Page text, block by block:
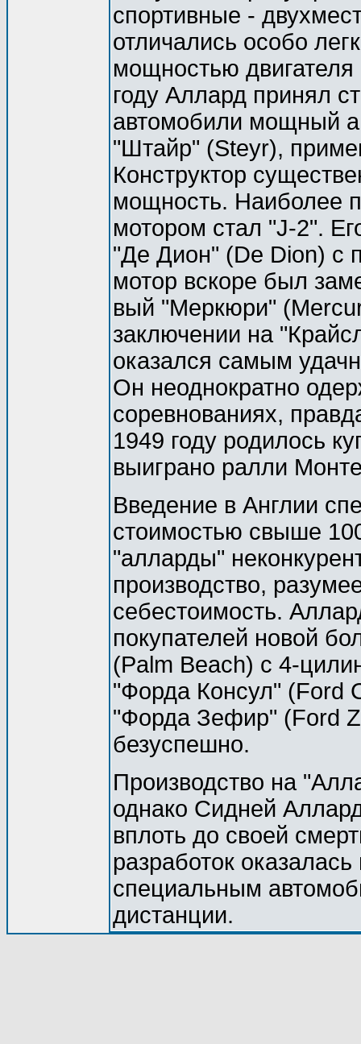
спортивные -
отличались особо
мощностью
году Аллард принял
автомобили мощный
"Штайр" (Steyr),
Конструктор
мощность. Наиболее
мотором стал "J-2".
"Де Дион" (De Dion) с
мотор вскоре был
вый "Меркюри"
заключении на
оказался самым
Он неоднократно
соревнованиях,
1949 году родилось
выиграно ралли
Введение в Англии
стоимостью свыше
"алларды"
производство,
себестоимость.
покупателей новой
(Palm Beach) с 4-
"Форда Консул" (Ford
"Форда Зефир" (Ford
безуспешно.
Производство на
однако Сидней
вплоть до своей
разработок
специальным
дистанции.